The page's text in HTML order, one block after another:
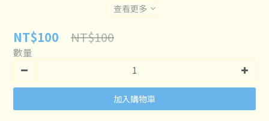
查看更多
NT$100 NT$100
數量
加入購物車